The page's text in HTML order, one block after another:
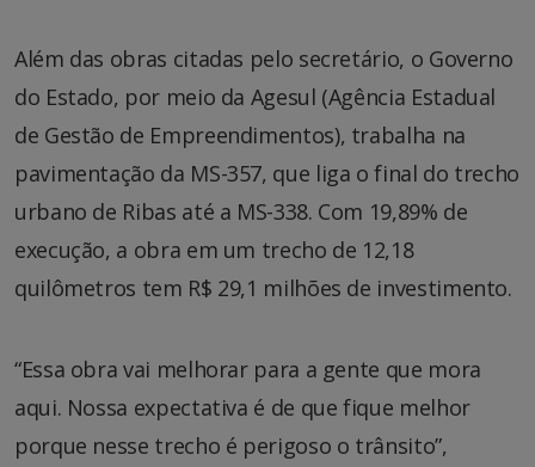
Além das obras citadas pelo secretário, o Governo
do Estado, por meio da Agesul (Agência Estadual
de Gestão de Empreendimentos), trabalha na
pavimentação da MS-357, que liga o final do trecho
urbano de Ribas até a MS-338. Com 19,89% de
execução, a obra em um trecho de 12,18
quilômetros tem R$ 29,1 milhões de investimento.
“Essa obra vai melhorar para a gente que mora
aqui. Nossa expectativa é de que fique melhor
porque nesse trecho é perigoso o trânsito”,